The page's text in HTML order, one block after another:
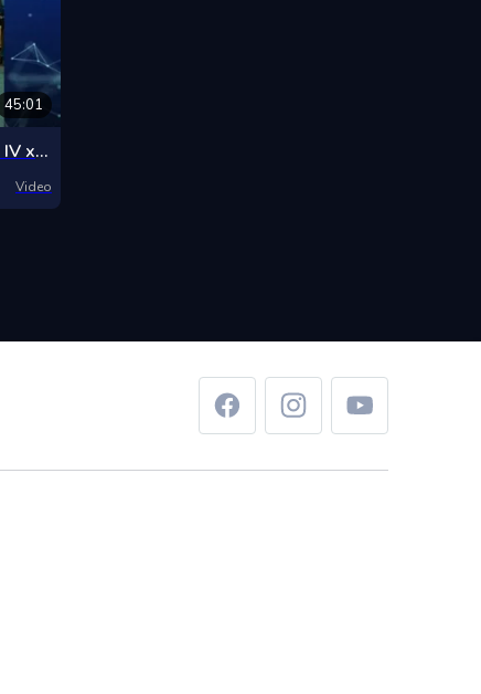
45:01
2007 Сар шинийн барилдаан IV хэсэг
Video